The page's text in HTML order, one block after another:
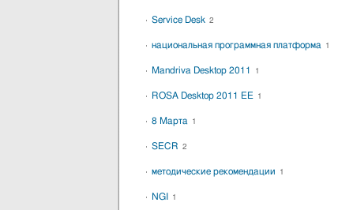
Service Desk 2
национальная программная платформа 1
Mandriva Desktop 2011 1
ROSA Desktop 2011 EE 1
8 Марта 1
SECR 2
методические рекомендации 1
NGI 1